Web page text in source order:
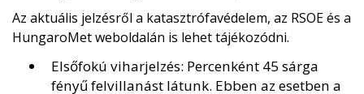
Az aktuális jelzésről a katasztrófavédelem, az RSOE és a
HungaroMet weboldalán is lehet tájékozódni.
Elsőfokú viharjelzés: Percenként 45 sárga
fényű felvillanást látunk. Ebben az esetben a